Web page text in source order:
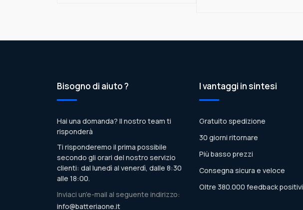
Bisogno di aiuto ?
Hai una domanda? Il nostro team ti
risponderà
Ti risponderemo il prima possibile
secondo gli orari del nostro servizio
clienti: dal lunedì al venerdì, dalle 8:30
alle 18:00.
Inviaci un'e-mail al seguente indirizzo:
info@batteriaone.it
I vantaggi in sintesi
Gratuito spedizione
30 giorni ritornare
Più basso prezzi
Consegna sicura e veloce
Oltre 380.000 feedback positivi